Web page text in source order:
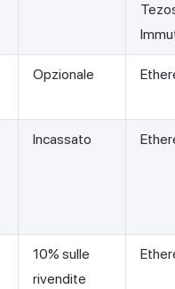
Opzionale
Incassato
10% sulle
rivendite